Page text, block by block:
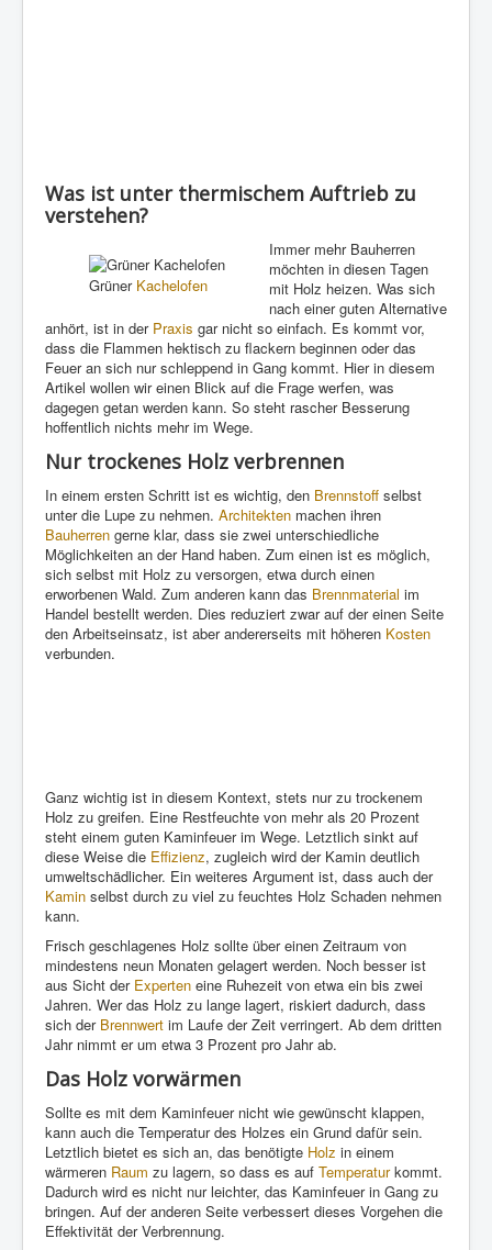
Was ist unter thermischem Auftrieb zu
verstehen?
Grüner Kachelofen
Immer mehr Bauherren
möchten in diesen Tagen
mit Holz heizen. Was sich
nach einer guten Alternative
anhört, ist in der Praxis gar nicht so einfach. Es kommt vor,
dass die Flammen hektisch zu flackern beginnen oder das
Feuer an sich nur schleppend in Gang kommt. Hier in diesem
Artikel wollen wir einen Blick auf die Frage werfen, was
dagegen getan werden kann. So steht rascher Besserung
hoffentlich nichts mehr im Wege.
Nur trockenes Holz verbrennen
In einem ersten Schritt ist es wichtig, den Brennstoff selbst
unter die Lupe zu nehmen. Architekten machen ihren
Bauherren gerne klar, dass sie zwei unterschiedliche
Möglichkeiten an der Hand haben. Zum einen ist es möglich,
sich selbst mit Holz zu versorgen, etwa durch einen
erworbenen Wald. Zum anderen kann das Brennmaterial im
Handel bestellt werden. Dies reduziert zwar auf der einen Seite
den Arbeitseinsatz, ist aber andererseits mit höheren Kosten
verbunden.
Ganz wichtig ist in diesem Kontext, stets nur zu trockenem
Holz zu greifen. Eine Restfeuchte von mehr als 20 Prozent
steht einem guten Kaminfeuer im Wege. Letztlich sinkt auf
diese Weise die Effizienz, zugleich wird der Kamin deutlich
umweltschädlicher. Ein weiteres Argument ist, dass auch der
Kamin selbst durch zu viel zu feuchtes Holz Schaden nehmen
kann.
Frisch geschlagenes Holz sollte über einen Zeitraum von
mindestens neun Monaten gelagert werden. Noch besser ist
aus Sicht der Experten eine Ruhezeit von etwa ein bis zwei
Jahren. Wer das Holz zu lange lagert, riskiert dadurch, dass
sich der Brennwert im Laufe der Zeit verringert. Ab dem dritten
Jahr nimmt er um etwa 3 Prozent pro Jahr ab.
Das Holz vorwärmen
Sollte es mit dem Kaminfeuer nicht wie gewünscht klappen,
kann auch die Temperatur des Holzes ein Grund dafür sein.
Letztlich bietet es sich an, das benötigte Holz in einem
wärmeren Raum zu lagern, so dass es auf Temperaturkommt.
Dadurch wird es nicht nur leichter, das Kaminfeuer in Gang zu
bringen. Auf der anderen Seite verbessert dieses Vorgehen die
Effektivität der Verbrennung.